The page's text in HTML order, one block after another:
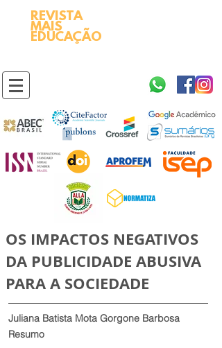
REVISTA
MAIS
EDUCAÇÃO
OS IMPACTOS NEGATIVOS
DA PUBLICIDADE ABUSIVA
PARA A SOCIEDADE
Juliana Batista Mota Gorgone Barbosa
Resumo